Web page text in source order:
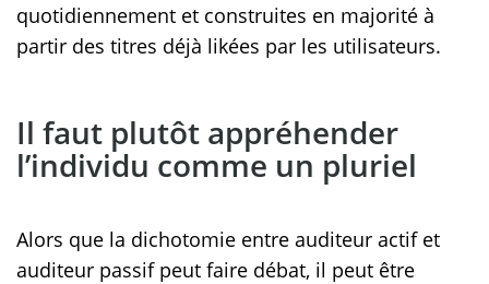
quotidiennement et construites en majorité à
partir des titres déjà likées par les utilisateurs.
Il faut plutôt appréhender
l’individu comme un pluriel
Alors que la dichotomie entre auditeur actif et
auditeur passif peut faire débat, il peut être